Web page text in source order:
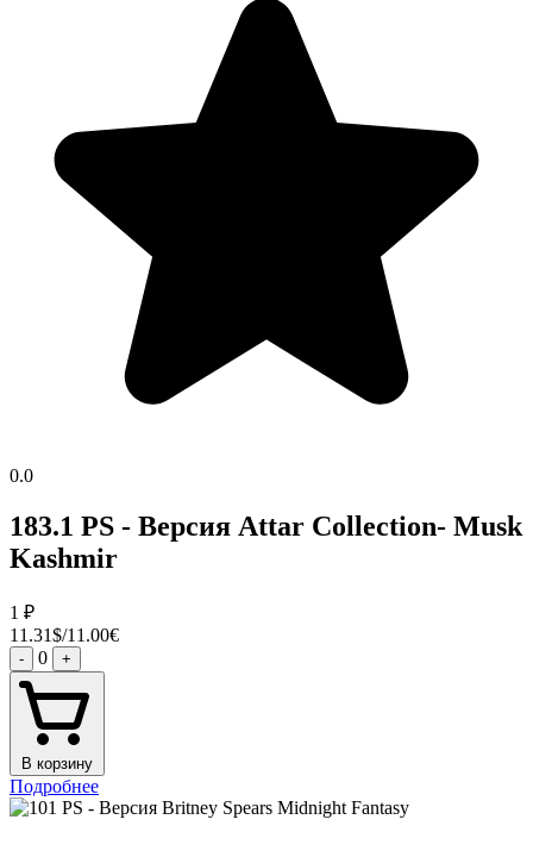
0.0
183.1 PS - Версия Attar Collection- Musk
Kashmir
1 ₽
11.31$/11.00€
- 0 +
В корзину
Подробнее